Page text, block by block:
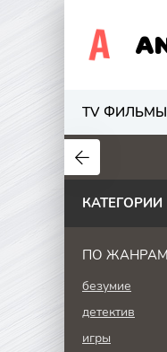
TV ФИЛЬМЫ
1.7
КАТЕГОРИИ
ПО ЖАНРАМ
безумие
детектив
игры